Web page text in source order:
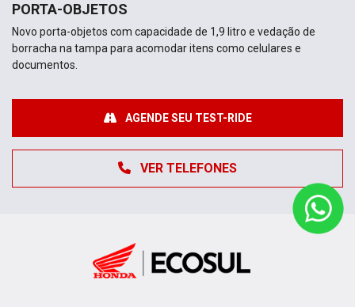
PORTA-OBJETOS
Novo porta-objetos com capacidade de 1,9 litro e vedação de
borracha na tampa para acomodar itens como celulares e
documentos.
VER TELEFONES
AGENDE SEU TEST-RIDE